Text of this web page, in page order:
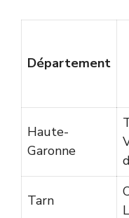
Département
Haute-
Garonne
Tarn